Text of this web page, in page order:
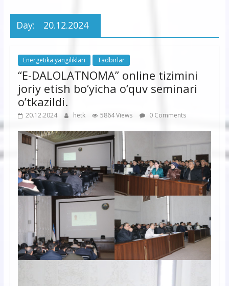
korxonasi”
Day: 20.12.2024
Energetika yangiliklari Tadbirlar
“E-DALOLATNOMA” online tizimini
joriy etish bo‘yicha o‘quv seminari
o’tkazildi.
20.12.2024 hetk 5864 Views 0 Comments